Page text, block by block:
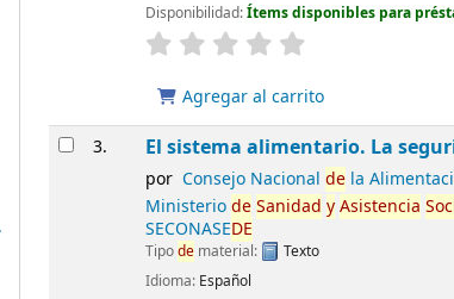
Disponibilidad:Ítems disponibles para
Agregar al carrito
3. El sistema alimentario. La
por Consejo Nacional dela
Ministeriode Sanidad y Asistencia
SECONASEDE
Tipode material:
Texto
Idioma: Español